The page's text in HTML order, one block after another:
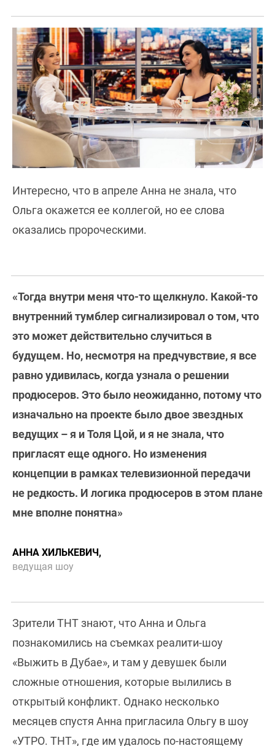
Интересно, что в апреле Анна не знала, что
Ольга окажется ее коллегой, но ее слова
оказались пророческими.
«Тогда внутри меня что-то щелкнуло. Какой-то
внутренний тумблер сигнализировал о том, что
это может действительно случиться в
будущем. Но, несмотря на предчувствие, я все
равно удивилась, когда узнала о решении
продюсеров. Это было неожиданно, потому что
изначально на проекте было двое звездных
ведущих – я и Толя Цой, и я не знала, что
пригласят еще одного. Но изменения
концепции в рамках телевизионной передачи
не редкость. И логика продюсеров в этом плане
мне вполне понятна»
АННА ХИЛЬКЕВИЧ,
ведущая шоу
Зрители ТНТ знают, что Анна и Ольга
познакомились на съемках реалити-шоу
«Выжить в Дубае», и там у девушек были
сложные отношения, которые вылились в
открытый конфликт. Однако несколько
месяцев спустя Анна пригласила Ольгу в шоу
«УТРО. ТНТ», где им удалось по-настоящему